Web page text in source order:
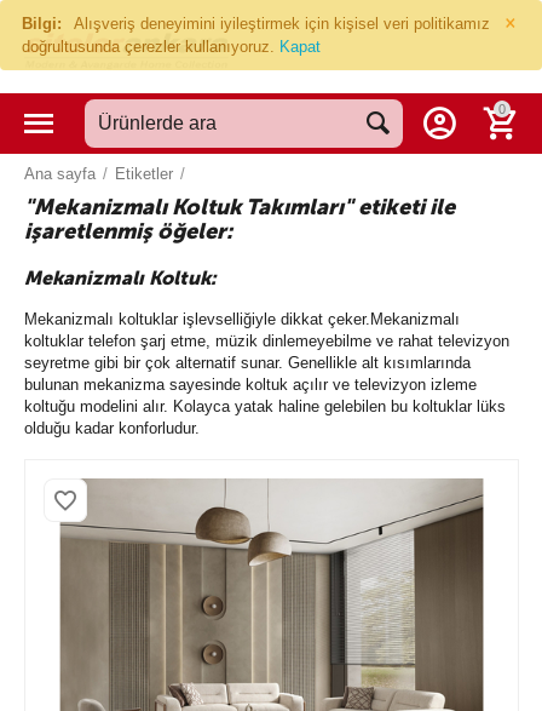
×
Bilgi:
Alışveriş deneyimini iyileştirmek için kişisel veri politikamız
doğrultusunda çerezler kullanıyoruz. Kapat
0
Ana sayfa / Etiketler /
"Mekanizmalı Koltuk Takımları" etiketi ile
işaretlenmiş öğeler:
Mekanizmalı Koltuk:
Mekanizmalı koltuklar işlevselliğiyle dikkat çeker.Mekanizmalı
koltuklar telefon şarj etme, müzik dinlemeyebilme ve rahat televizyon
seyretme gibi bir çok alternatif sunar. Genellikle alt kısımlarında
bulunan mekanizma sayesinde koltuk açılır ve televizyon izleme
koltuğu modelini alır. Kolayca yatak haline gelebilen bu koltuklar lüks
olduğu kadar konforludur.